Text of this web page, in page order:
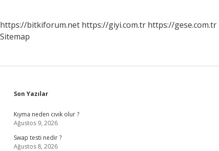
https://bitkiforum.net https://giyi.com.tr https://gese.com.tr
Sitemap
Sidebar
Son Yazılar
Kıyma neden cıvık olur ?
Ağustos 9, 2026
Swap testi nedir ?
Ağustos 8, 2026